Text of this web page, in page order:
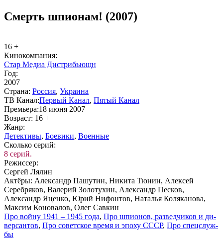
Смерть шпионам! (2007)
16 +
Ки­но­ком­па­ния:
Стар Медиа Дистрибьющн
Год:
2007
Стра­на: Рос­сия, Ук­раи­на
ТВ Ка­нал:Пер­вый Ка­нал, Пя­тый Ка­нал
Пре­мье­ра:18 июня 2007
Воз­раст: 16 +
Жанр:
Де­тек­ти­вы, Бое­ви­ки, Во­ен­ные
Сколь­ко се­рий:
8 серий.
Ре­жис­сер:
Сергей Лялин
Ак­тё­ры: Александр Пашутин, Никита Тюнин, Алексей
Серебряков, Валерий Золотухин, Александр Песков,
Александр Яценко, Юрий Нифонтов, Наталья Коляканова,
Максим Коновалов, Олег Савкин
Про вой­ну 1941 – 1945 го­да, Про шпио­нов, раз­вед­чи­ков и ди­
вер­сан­тов, Про со­вет­ское вре­мя и эпо­ху СССР, Про спец­служ­
бы